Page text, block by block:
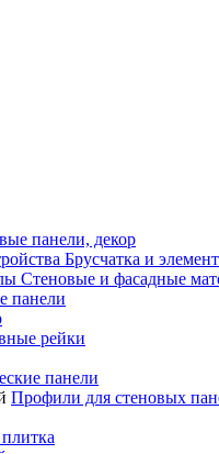
панели, декор
Брусчатка и
Стеновые и фасадные
панели
рейки
панели
Профили для стеновых